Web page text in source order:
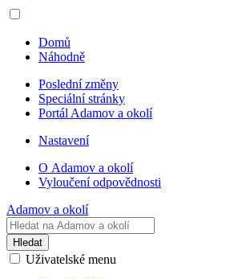
Domů
Náhodně
Poslední změny
Speciální stránky
Portál Adamov a okolí
Nastavení
O Adamov a okolí
Vyloučení odpovědnosti
Adamov a okolí
Hledat
Uživatelské menu